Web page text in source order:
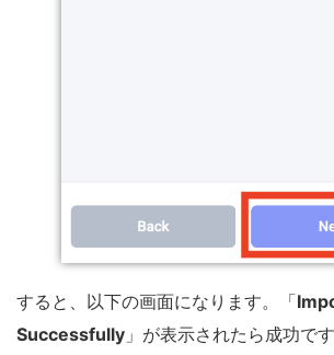
すると、以下の画面になります。「
Successfully 」が表示されたら成功で